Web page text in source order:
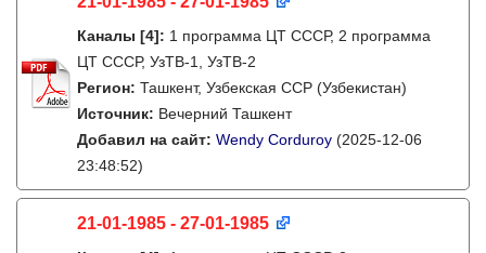
Каналы [4]: 1 программа ЦТ СССР, 2 программа
ЦТ СССР, УзТВ-1, УзТВ-2
Регион: Ташкент, Узбекская ССР (Узбекистан)
Источник: Вечерний Ташкент
Добавил на сайт: Wendy Corduroy (2025-12-06
23:48:52)
21-01-1985 - 27-01-1985